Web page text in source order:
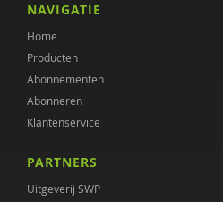
NAVIGATIE
Home
Producten
Abonnementen
Abonneren
Klantenservice
PARTNERS
Uitgeverij SWP